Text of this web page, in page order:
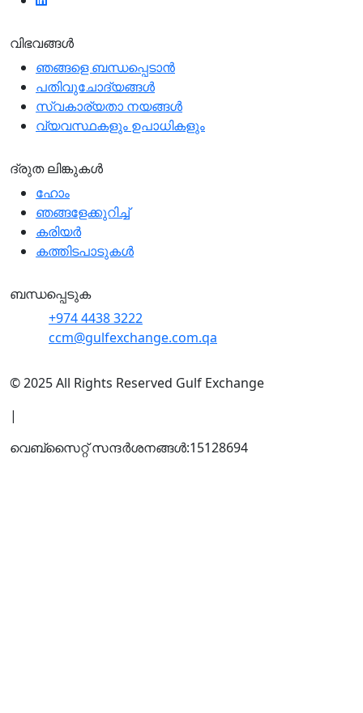
വിഭവങ്ങൾ
ഞങ്ങളെ ബന്ധപ്പെടാന്‍
പതിവുചോദ്യങ്ങൾ
സ്വകാര്യതാ നയങ്ങള്‍
വ്യവസ്ഥകളും ഉപാധികളും
ദ്രുത ലിങ്കുകൾ
ഹോം
ഞങ്ങളേക്കുറിച്ച്
കരിയർ
കത്തിടപാടുകൾ
ബന്ധപ്പെടുക
+974 4438 3222
ccm@gulfexchange.com.qa
© 2025 All Rights Reserved Gulf Exchange
|
വെബ്സൈറ്റ് സന്ദര്‍ശനങ്ങള്‍:15128694